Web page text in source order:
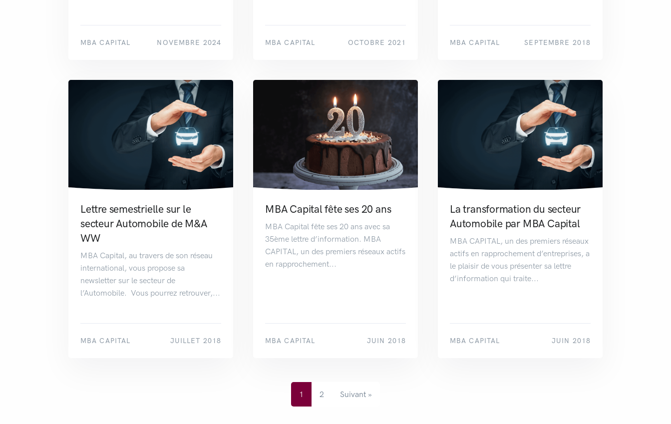
MBA CAPITAL NOVEMBRE 2024 MBA CAPITAL OCTOBRE 2021 MBA CAPITAL SEPTEMBRE 2018
Lettre semestrielle sur le
secteur Automobile de M&A
WW
MBA Capital, au travers de son réseau
international, vous propose sa
newsletter sur le secteur de
l’Automobile. Vous pourrez retrouver,...
MBA CAPITAL JUILLET 2018
MBA Capital fête ses 20 ans
MBA Capital fête ses 20 ans avec sa
35ème lettre d’information. MBA
CAPITAL, un des premiers réseaux actifs
en rapprochement...
MBA CAPITAL JUIN 2018
La transformation du secteur
Automobile par MBA Capital
MBA CAPITAL, un des premiers réseaux
actifs en rapprochement d’entreprises, a
le plaisir de vous présenter sa lettre
d’information qui traite...
MBA CAPITAL JUIN 2018
1 2 Suivant »